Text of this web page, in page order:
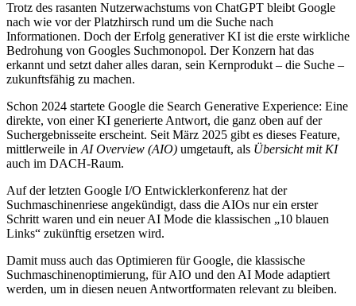
Trotz des rasanten Nutzerwachstums von ChatGPT bleibt Google
nach wie vor der Platzhirsch rund um die Suche nach
Informationen. Doch der Erfolg generativer KI ist die erste wirkliche
Bedrohung von Googles Suchmonopol. Der Konzern hat das
erkannt und setzt daher alles daran, sein Kernprodukt – die Suche –
zukunftsfähig zu machen.
Schon 2024 startete Google die Search Generative Experience: Eine
direkte, von einer KI generierte Antwort, die ganz oben auf der
Suchergebnisseite erscheint. Seit März 2025 gibt es dieses Feature,
mittlerweile in AI Overview (AIO) umgetauft, als Übersicht mit KI
auch im DACH-Raum.
Auf der letzten Google I/O Entwicklerkonferenz hat der
Suchmaschinenriese angekündigt, dass die AIOs nur ein erster
Schritt waren und ein neuer AI Mode die klassischen „10 blauen
Links“ zukünftig ersetzen wird.
Damit muss auch das Optimieren für Google, die klassische
Suchmaschinenoptimierung, für AIO und den AI Mode adaptiert
werden, um in diesen neuen Antwortformaten relevant zu bleiben.